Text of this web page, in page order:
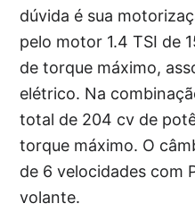
dúvida é sua
pelo motor 1.4 TSI de
de torque máximo,
elétrico. Na
total de 204 cv de
torque máximo. O
de 6 velocidades com
volante.